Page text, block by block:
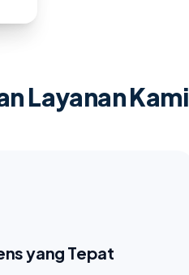
Layanan Kami
yang Tepat